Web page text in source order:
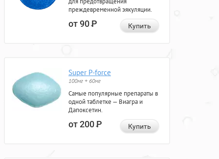
преждевременной эякуляции.
от 90Р Купить
Super P-force
100мг + 60мг
Самые популярные препараты в
одной таблетке — Виагра и
Дапоксетин.
от 200Р Купить